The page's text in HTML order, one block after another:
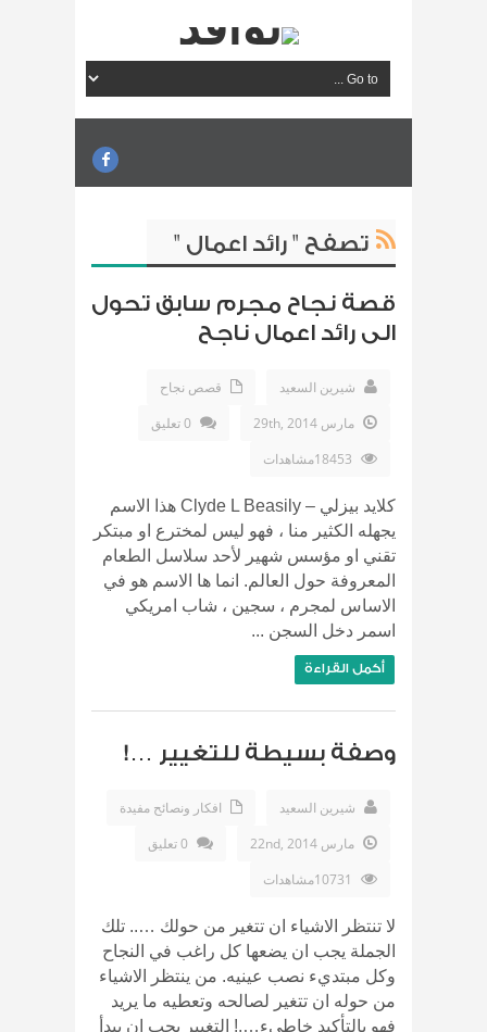
تصفح " رائد اعمال "
قصة نجاح مجرم سابق تحول
الى رائد اعمال ناجح
شيرين السعيد
قصص نجاح
مارس 29th, 2014
0 تعليق
كلايد بيزلي – Clyde L Beasily هذا الاسم
يجهله الكثير منا ، فهو ليس لمخترع او مبتكر
تقني او مؤسس شهير لأحد سلاسل الطعام
المعروفة حول العالم. انما ها الاسم هو في
الاساس لمجرم ، سجين ، شاب امريكي
اسمر دخل السجن ...
أكمل القراءة
وصفة بسيطة للتغيير …!
شيرين السعيد
افكار ونصائح مفيدة
مارس 22nd, 2014
0 تعليق
لا تنتظر الاشياء ان تتغير من حولك ….. تلك
الجملة يجب ان يضعها كل راغب في النجاح
وكل مبتديء نصب عينيه. من ينتظر الاشياء
من حوله ان تتغير لصالحه وتعطيه ما يريد
فهو بالتأكيد خاطيء….! التغيير يجب ان يبدأ